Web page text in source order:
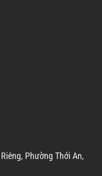
Phường Thới An,